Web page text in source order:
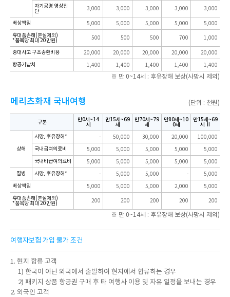
자기공명 영상진
단 3,000 3,000 3,000 3,000 3,000
배상책임 5,000 5,000 5,000 5,000
5,000
휴대품손해(분실제외)
*품목당 최대 20만원) 500 500 500 700 1,000
중대사고 구조송환비용 20,000 20,000 20,000 20,000
20,000
항공기납치
1,400 1,400 1,400 1,400 1,400
※ 만 0~14세 : 후유장해 보상(사망시 제외)
메리츠화재 국내여행 (단위 : 천원)​
구분 만0세~14
세
만15세~69
세
만70세~79
세
만80세~10
0세
만15세~69
세 Ⅱ
상해
사망, 후유장해* - 50,000 30,000 20,000
100,000
국내급여의료비
5,000 5,000 5,000 5,000
5,000
국내비급여의료비
5,000 5,000 5,000 5,000
5,000
질병
사망, 후유장해* - 5,000 5,000 -
5,000
배상책임
5,000 5,000 5,000 2,000
5,000
휴대품손해(분실제외)
*품목당 최대 20만원) 200 200 200 200 200
※ 만 0~14세 : 후유장해 보상(사망시 제외)
여행자보험 가입 불가 조건
1. 현지 합류 고객
1) 한국이 아닌 외국에서 출발하여 현지에서 합류하는 경우
2) 패키지 상품 항공권 구매 후 타 여행사 이용 및 자유 일정을 보내는 경우
2. 외국인 고객